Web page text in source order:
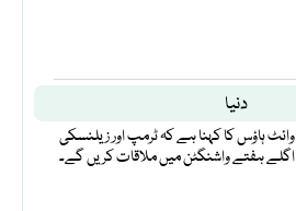
دنیا
وائٹ ہاؤس کا کہنا ہے کہ ٹرمپ اور زیلنسکی
اگلے ہفتے واشنگٹن میں ملاقات کریں گے۔